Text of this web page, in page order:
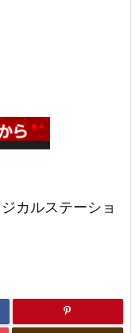
カルステーショ